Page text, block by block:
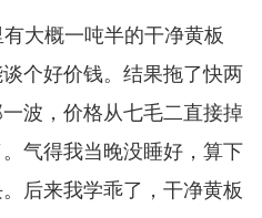
大概一吨半的干净黄板
个好价钱。结果拖了快两
波，价格从七毛二直接掉
气得我当晚没睡好，算下
后来我学乖了，干净黄板